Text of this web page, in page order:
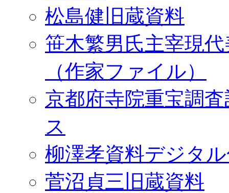
松島健旧蔵資料
笹木繁男氏主宰現
（作家ファイル）
京都府寺院重宝調
ス
柳澤孝資料デジタ
菅沼貞三旧蔵資料